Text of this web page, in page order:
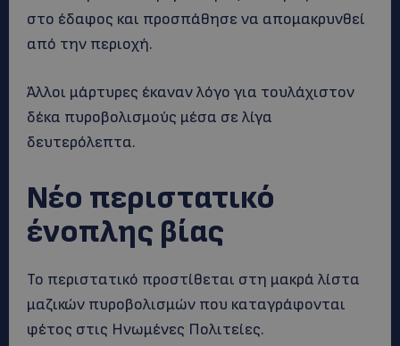
στο έδαφος και προσπάθησε να απομακρυνθεί
από την περιοχή.
Άλλοι μάρτυρες έκαναν λόγο για τουλάχιστον
δέκα πυροβολισμούς μέσα σε λίγα
δευτερόλεπτα.
Νέο περιστατικό
ένοπλης βίας
Το περιστατικό προστίθεται στη μακρά λίστα
μαζικών πυροβολισμών που καταγράφονται
φέτος στις Ηνωμένες Πολιτείες.